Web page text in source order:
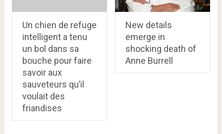
Un chien de refuge
intelligent a tenu
un bol dans sa
bouche pour faire
savoir aux
sauveteurs qu’il
voulait des
friandises
New details
emerge in
shocking death of
Anne Burrell